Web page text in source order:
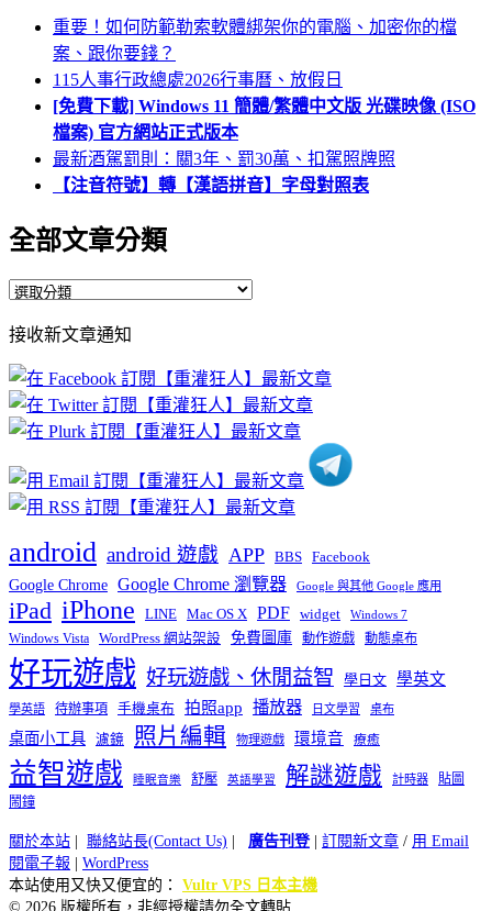
重要！如何防範勒索軟體綁架你的電腦、加密你的檔
案、跟你要錢？
115人事行政總處2026行事曆、放假日
[免費下載] Windows 11 簡體/繁體中文版 光碟映像 (ISO
檔案) 官方網站正式版本
最新酒駕罰則：關3年、罰30萬、扣駕照牌照
【注音符號】轉【漢語拼音】字母對照表
全部文章分類
全
文
章
分
類
接收新文章通知
android android 遊戲 APP BBS Facebook
Google Chrome Google Chrome 瀏覽器 Google 與其他 Google 應用
iPad iPhone LINE Mac OS X PDF widget Windows 7
Windows Vista WordPress 網站架設 免費圖庫 動作遊戲 動態桌布
好玩遊戲 好玩遊戲、休閒益智 學日文 學英文
學英語 待辦事項 手機桌布 拍照app 播放器 日文學習 桌布
桌面小工具 濾鏡 照片編輯 物理遊戲 環境音 療癒
益智遊戲 睡眠音樂 舒壓 英語學習 解謎遊戲 計時器
貼圖
鬧鐘
關於本站 | 聯絡站長(Contact Us) | 廣告刊登| 訂閱新文章 / 用 Email
閱電子報 | WordPress
本站使用又快又便宜的： Vultr VPS 日本主機
© 2026 版權所有，非經授權請勿全文轉貼